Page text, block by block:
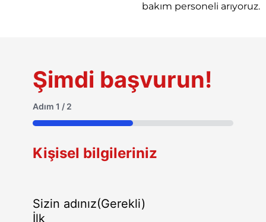
bakım personeli arıyoruz.
Şimdi başvurun!
Adım 1 / 2
50%
Kişisel bilgileriniz
Sizin adınız(Gerekli)
İlk